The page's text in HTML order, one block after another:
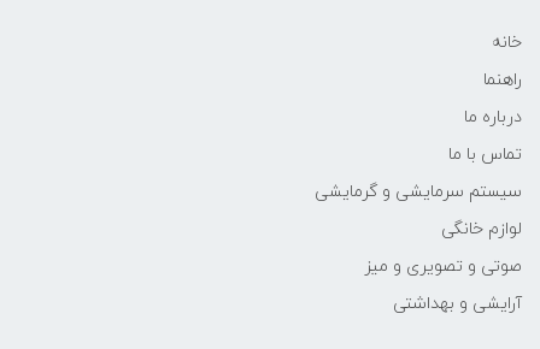
خانه
راهنما
درباره ما
تماس با ما
سیستم سرمایشی و گرمایشی
لوازم خانگی
صوتی و تصویری و میز
آرایشی و بهداشتی